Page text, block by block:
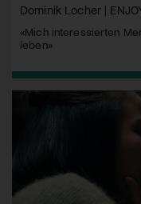
Dominik Locher |
«Mich interessierten
leben»